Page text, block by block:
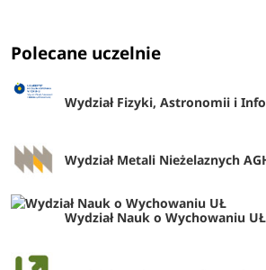
Polecane uczelnie
Wydział Fizyki, Astronomii i
Wydział Metali Nieżelaznych
Wydział Nauk o Wychowaniu UŁ